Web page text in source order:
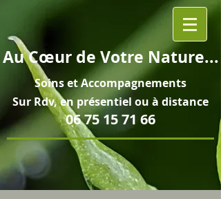
AuCœurde Votre Nature...
Soins etAccompagnements
Sur Rdv, en présentiel ou à distance
06 75 15 71 66